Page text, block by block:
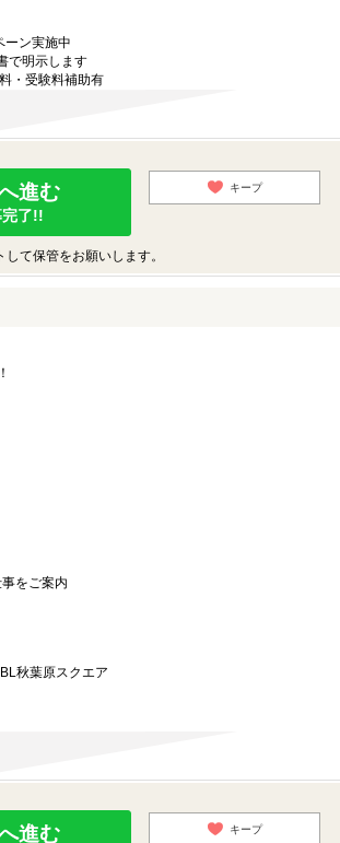
ーン実施中
で明示します
・受験料補助有
進む
了!!
キープ
て保管をお願いします。
をご案内
秋葉原スクエア
進む キープ